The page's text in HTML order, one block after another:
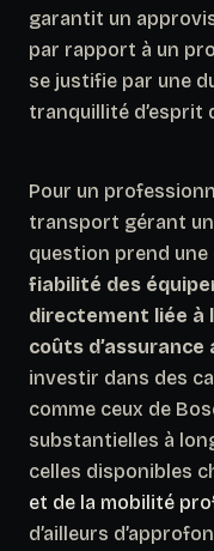
garantit un
par rapport à un
se justifie par une
tranquillité d’esprit
Pour un
transport gérant
question prend
fiabilité des
directement liée à
coûts d’assurance
investir dans des
comme ceux de
substantielles à
celles disponibles
et de la mobilité
d’ailleurs